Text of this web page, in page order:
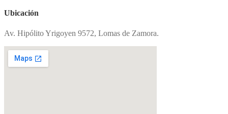
Ubicación
Av. Hipólito Yrigoyen 9572, Lomas de Zamora.